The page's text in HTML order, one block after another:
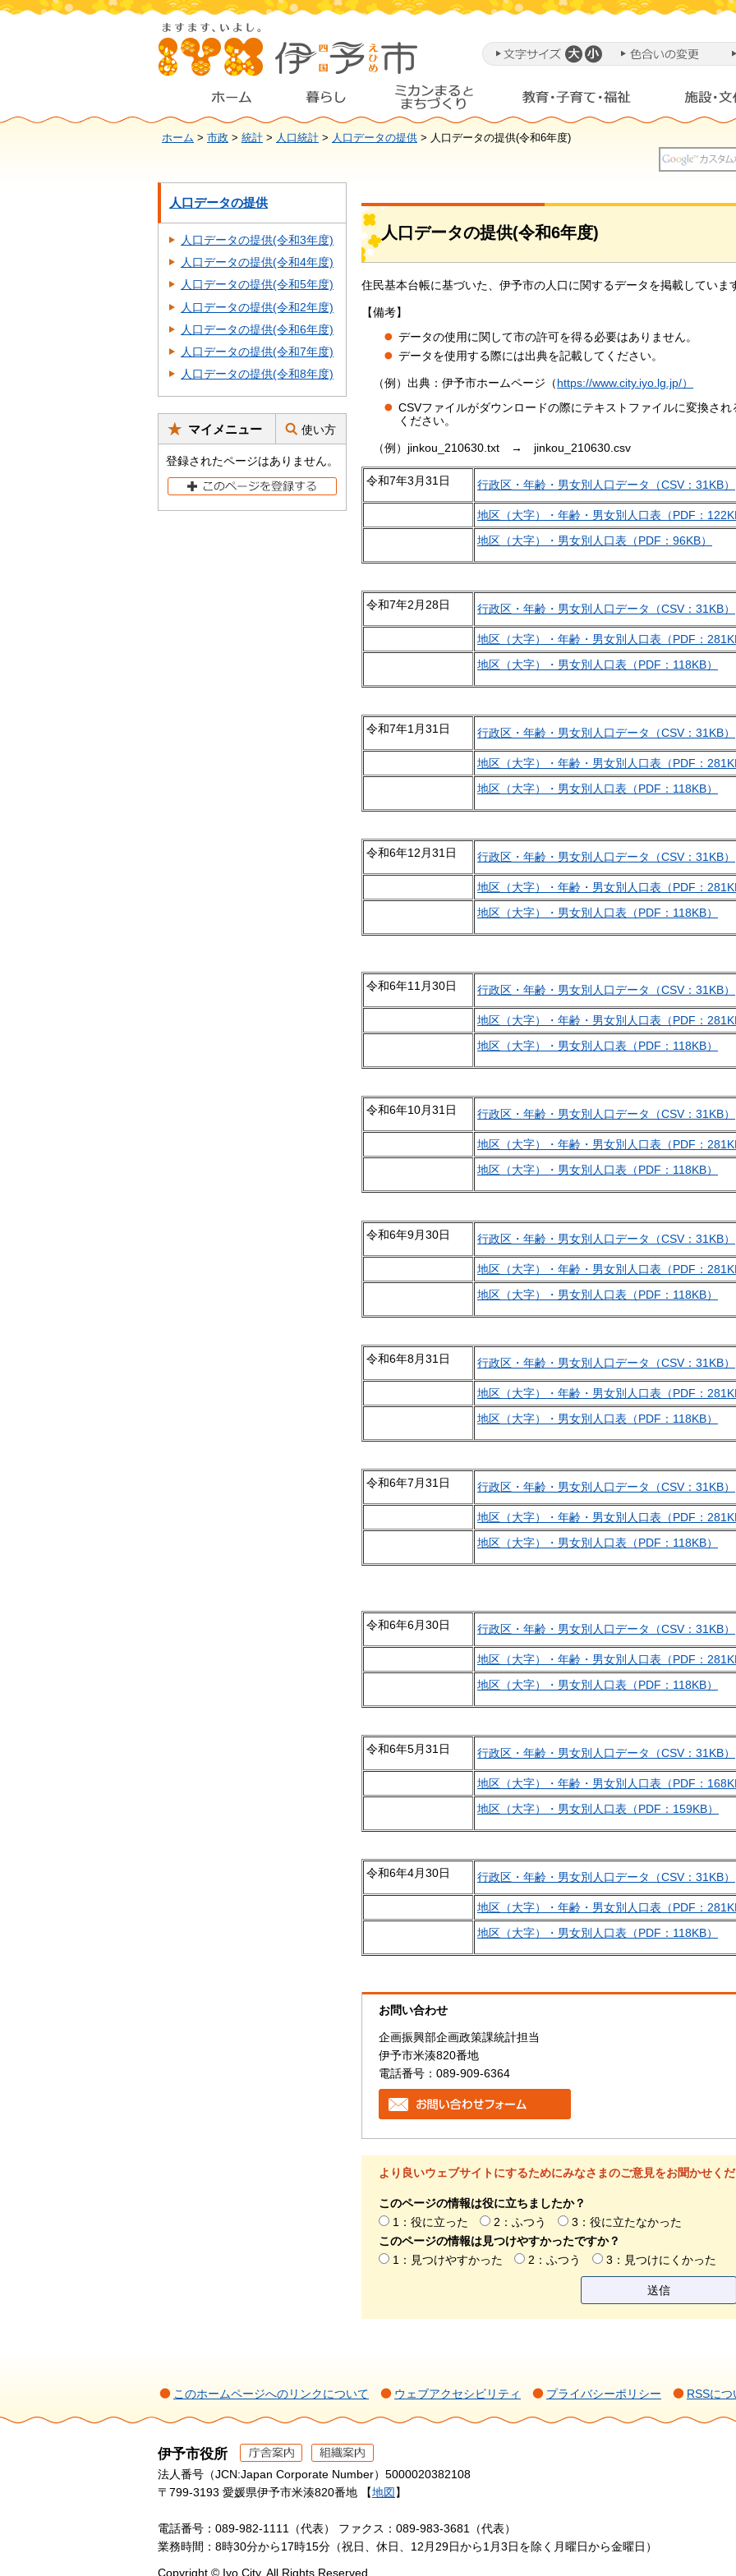
ホーム > 市政 > 統計 > 人口統計 > 人口データの提供 > 人口データの提供(令和6年度)
人口データの提供
人口データの提供(令和3年度)
人口データの提供(令和4年度)
人口データの提供(令和5年度)
人口データの提供(令和2年度)
人口データの提供(令和6年度)
人口データの提供(令和7年度)
人口データの提供(令和8年度)
マイメニュー 使い方
登録されたページはありません。
人口データの提供(令和6年度)
住民基本台帳に基づいた、伊予市の人口に関するデータを掲載していま
【備考】
データの使用に関して市の許可を得る必要はありません。
データを使用する際には出典を記載してください。
（例）出典：伊予市ホームページ（https://www.city.iyo.lg.jp/）
CSVファイルがダウンロードの際にテキストファイルに変換さ
ください。
（例）jinkou_210630.txt → jinkou_210630.csv
令和7年3月31日 行政区・年齢・男女別人口データ（CSV：31KB）
地区（大字）・年齢・男女別人口表（PDF：
地区（大字）・男女別人口表（PDF：96KB）
令和7年2月28日 行政区・年齢・男女別人口データ（CSV：31KB）
地区（大字）・年齢・男女別人口表（PDF：
地区（大字）・男女別人口表（PDF：118KB）
令和7年1月31日 行政区・年齢・男女別人口データ（CSV：31KB）
地区（大字）・年齢・男女別人口表（PDF：
地区（大字）・男女別人口表（PDF：118KB）
令和6年12月31日 行政区・年齢・男女別人口データ（CSV：31KB）
地区（大字）・年齢・男女別人口表（PDF：
地区（大字）・男女別人口表（PDF：118KB）
令和6年11月30日 行政区・年齢・男女別人口データ（CSV：31KB）
地区（大字）・年齢・男女別人口表（PDF：
地区（大字）・男女別人口表（PDF：118KB）
令和6年10月31日 行政区・年齢・男女別人口データ（CSV：31KB）
地区（大字）・年齢・男女別人口表（PDF：
地区（大字）・男女別人口表（PDF：118KB）
令和6年9月30日 行政区・年齢・男女別人口データ（CSV：31KB）
地区（大字）・年齢・男女別人口表（PDF：
地区（大字）・男女別人口表（PDF：118KB）
令和6年8月31日 行政区・年齢・男女別人口データ（CSV：31KB）
地区（大字）・年齢・男女別人口表（PDF：
地区（大字）・男女別人口表（PDF：118KB）
令和6年7月31日 行政区・年齢・男女別人口データ（CSV：31KB）
地区（大字）・年齢・男女別人口表（PDF：
地区（大字）・男女別人口表（PDF：118KB）
令和6年6月30日 行政区・年齢・男女別人口データ（CSV：31KB）
地区（大字）・年齢・男女別人口表（PDF：
地区（大字）・男女別人口表（PDF：118KB）
令和6年5月31日 行政区・年齢・男女別人口データ（CSV：31KB）
地区（大字）・年齢・男女別人口表（PDF：
地区（大字）・男女別人口表（PDF：159KB）
令和6年4月30日 行政区・年齢・男女別人口データ（CSV：31KB）
地区（大字）・年齢・男女別人口表（PDF：
地区（大字）・男女別人口表（PDF：118KB）
お問い合わせ
企画振興部企画政策課統計担当
伊予市米湊820番地
電話番号：089-909-6364
より良いウェブサイトにするためにみなさまのご意見をお聞かせく
このページの情報は役に立ちましたか？
1：役に立った
2：ふつう
3：役に立たなかった
このページの情報は見つけやすかったですか？
1：見つけやすかった
2：ふつう 3：見つけにくかった
このホームページへのリンクについて ウェブアクセシビリティ プライバシーポリシー RSSにつ
伊予市役所
法人番号（JCN:Japan Corporate Number）5000020382108
〒799-3193 愛媛県伊予市米湊820番地 【地図 】
電話番号：089-982-1111（代表）
ファクス：089-983-3681（代表）
業務時間：8時30分から17時15分（祝日、休日、12月29日から1月3日を除く月曜日から金曜日）
Copyright © Iyo City. All Rights Reserved.